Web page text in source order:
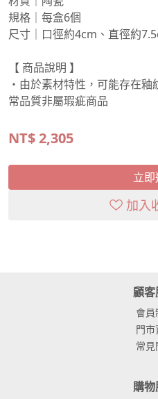
規格｜每盒6個
尺寸｜口徑約4cm、直徑約
【 商品說明 】
・由於素材特性，可能存在
常品質非屬瑕疵商品
NT$2,305
立
加入
顧
會員
門市
常見
購